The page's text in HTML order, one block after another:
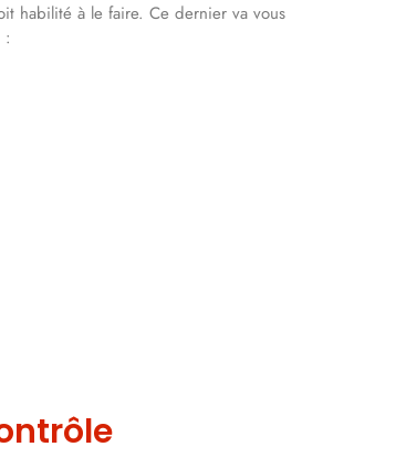
habilité à le faire. Ce dernier va vous
: